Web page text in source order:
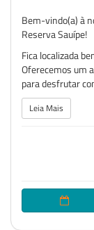
Bem-vindo(a) à
Reserva Sauípe!
Fica localizada
Oferecemos um
para desfrutar
Leia Mais